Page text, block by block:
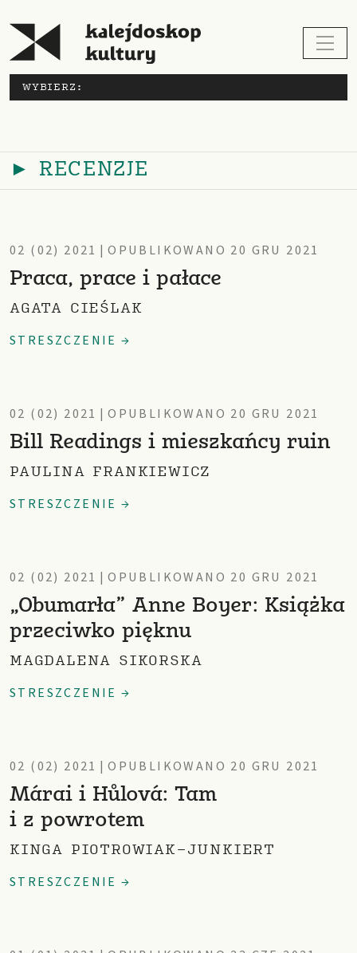
WYBIERZ:
► RECENZJE
02 (02) 2021 | OPUBLIKOWANO 20 GRU 2021
Praca, prace i pałace
AGATA CIEŚLAK
STRESZCZENIE →
02 (02) 2021 | OPUBLIKOWANO 20 GRU 2021
Bill Readings i mieszkańcy ruin
PAULINA FRANKIEWICZ
STRESZCZENIE →
02 (02) 2021 | OPUBLIKOWANO 20 GRU 2021
„Obumarła” Anne Boyer: Książka
przeciwko pięknu
MAGDALENA SIKORSKA
STRESZCZENIE →
02 (02) 2021 | OPUBLIKOWANO 20 GRU 2021
Márai i Hůlová: Tam
i z powrotem
KINGA PIOTROWIAK-JUNKIERT
STRESZCZENIE →